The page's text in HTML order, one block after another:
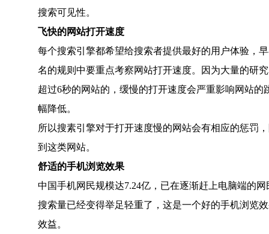
搜索可见性。
飞快的网站打开速度
每个搜索引擎都希望给搜索者提供最好的用户体验，
名的规则中要重点考察网站打开速度。因为大量的研
超过6秒的网站的，缓慢的打开速度会严重影响网站
幅降低。
所以搜素引擎对于打开速度慢的网站会有相应的惩罚
到这类网站。
舒适的手机浏览效果
中国手机网民规模达7.24亿，已在逐渐赶上电脑端的
搜索量已经变得举足轻重了，这是一个好的手机浏览
效益。